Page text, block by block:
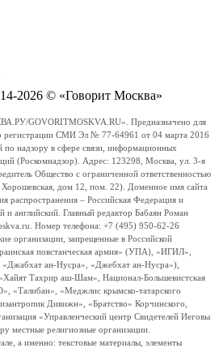
2026 © «Говорит Москва»
GOVORITMOSKVA.RU». Предназначено для
о регистрации СМИ Эл № 77-64961 от 04 марта 2016
надзору в сфере связи, информационных
(Роскомнадзор). Адрес: 123298, Москва, ул. 3-я
Общество с ограниченной ответственностью
дом 12, пом. 22). Доменное имя сайта
распространения – Российская Федерация и
и английский. Главный редактор Бабаян Роман
Номер телефона: +7 (495) 950-62-26
организации, запрещенные в Российской
повстанческая армия» (УПА), «ИГИЛ»,
ан-Нусра», «Джебхат ан-Нусра»),
Тахрир аш-Шам», Национал-Большевистская
«Талибан», «Меджлис крымско-татарского
Дивижн», «Братство» Корчинского,
«Управленческий центр Свидетелей Иеговы
местные религиозные организации.
а именно: текстовые материалы, элементы